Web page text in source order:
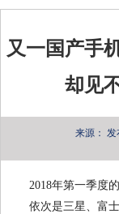
又一国产手
却见
来源： 发
2018年第一季度
依次是三星、富